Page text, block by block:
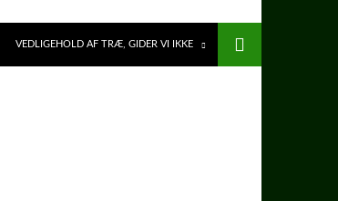
VEDLIGEHOLD AF TRÆ, GIDER VI IKKE